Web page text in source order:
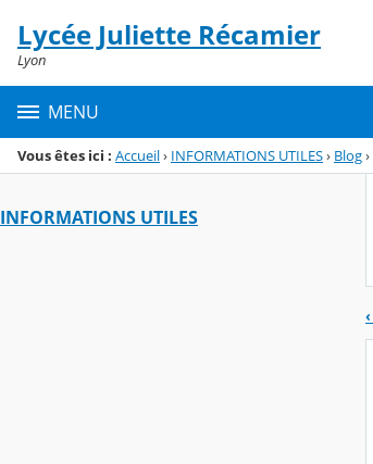
Menu de la rubrique
Contenu
Lycée Juliette Récamier
Lyon
MENU
Vous êtes ici : Accueil› INFORMATIONS UTILES› Blog›
INFORMATIONS UTILES
‹